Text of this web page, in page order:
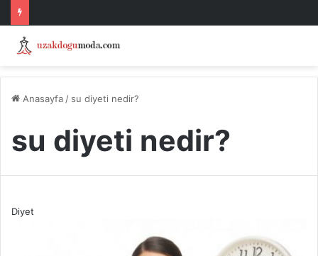
Anasayfa / su diyeti nedir?
su diyeti nedir?
Diyet